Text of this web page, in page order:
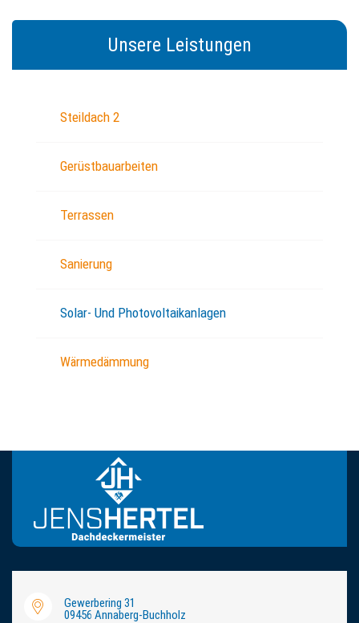
Unsere Leistungen
Steildach 2
Gerüstbauarbeiten
Terrassen
Sanierung
Solar- Und Photovoltaikanlagen
Wärmedämmung
Gewerbering 31
09456 Annaberg-Buchholz